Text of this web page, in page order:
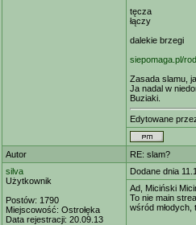
tęcza
łączy
dalekie brzegi
siepomaga.pl/
Zasada slamu,
Ja nadal w
Buziaki.
Edytowane
Autor
RE: slam?
silva
Użytkownik
Postów: 1790
Miejscowość: Ostrołęka
Data rejestracji: 20.09.13
Dodane dnia
Ad, Miciński
To nie main
wśród